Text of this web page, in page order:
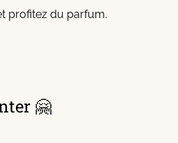
profitez du parfum.
🤗